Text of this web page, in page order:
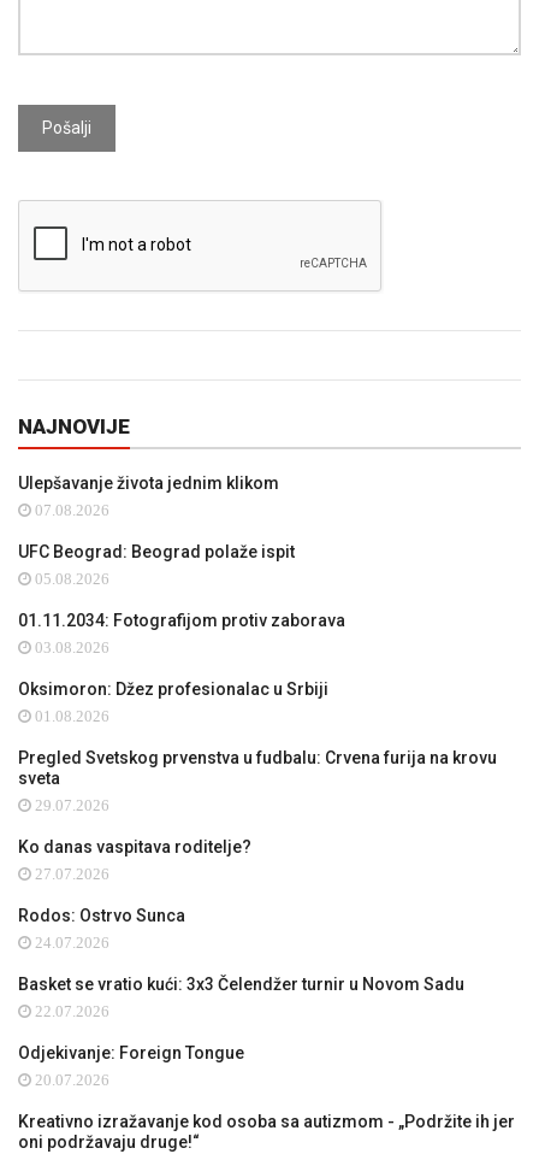
Pošalji
NAJNOVIJE
Ulepšavanje života jednim klikom
07.08.2026
UFC Beograd: Beograd polaže ispit
05.08.2026
01.11.2034: Fotografijom protiv zaborava
03.08.2026
Oksimoron: Džez profesionalac u Srbiji
01.08.2026
Pregled Svetskog prvenstva u fudbalu: Crvena furija na krovu
sveta
29.07.2026
Ko danas vaspitava roditelje?
27.07.2026
Rodos: Ostrvo Sunca
24.07.2026
Basket se vratio kući: 3x3 Čelendžer turnir u Novom Sadu
22.07.2026
Odjekivanje: Foreign Tongue
20.07.2026
Kreativno izražavanje kod osoba sa autizmom - „Podržite ih jer
oni podržavaju druge!“